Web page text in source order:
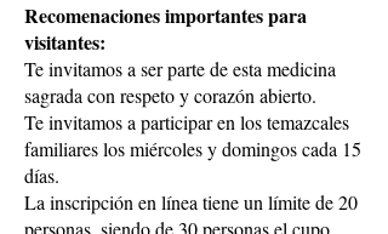
Recomenaciones importantes para
visitantes:
Te invitamos a ser parte de esta medicina
sagrada con respeto y corazón abierto.
Te invitamos a participar en los temazcales
familiares los miércoles y domingos cada 15
días.
La inscripción en línea tiene un límite de 20
personas, siendo de 30 personas el cupo